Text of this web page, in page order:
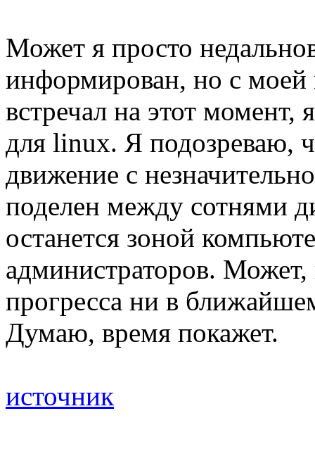
Может я просто
информирован, но с моей
встречал на этот момент,
для linux. Я подозреваю,
движение с
поделен между сотнями
останется зоной
администраторов.
прогресса ни в
Думаю, время покажет.
источник